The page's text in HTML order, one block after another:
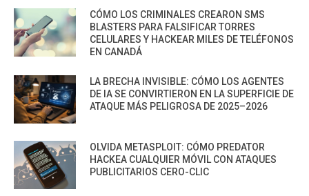
CÓMO LOS CRIMINALES CREARON SMS
BLASTERS PARA FALSIFICAR TORRES
CELULARES Y HACKEAR MILES DE TELÉFONOS
EN CANADÁ
LA BRECHA INVISIBLE: CÓMO LOS AGENTES
DE IA SE CONVIRTIERON EN LA SUPERFICIE DE
ATAQUE MÁS PELIGROSA DE 2025–2026
OLVIDA METASPLOIT: CÓMO PREDATOR
HACKEA CUALQUIER MÓVIL CON ATAQUES
PUBLICITARIOS CERO-CLIC